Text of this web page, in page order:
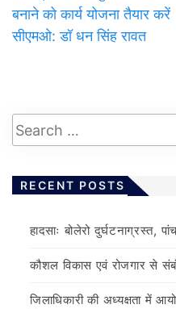
बनाने को कार्य योजना तैयार करें
सीएमओ: डॉ धन सिंह रावत
RECENT POSTS
हादसाः बोलेरो दुर्घटनाग्रस्त,
कौशल विकास एवं रोजगार से
जिलाधिकारी की अध्यक्षता में